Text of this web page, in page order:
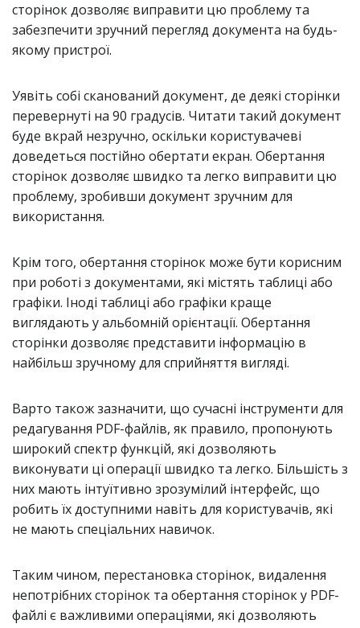
сторінок дозволяє виправити цю проблему та
забезпечити зручний перегляд документа на будь-
якому пристрої.
Уявіть собі сканований документ, де деякі сторінки
перевернуті на 90 градусів. Читати такий документ
буде вкрай незручно, оскільки користувачеві
доведеться постійно обертати екран. Обертання
сторінок дозволяє швидко та легко виправити цю
проблему, зробивши документ зручним для
використання.
Крім того, обертання сторінок може бути корисним
при роботі з документами, які містять таблиці або
графіки. Іноді таблиці або графіки краще
виглядають у альбомній орієнтації. Обертання
сторінки дозволяє представити інформацію в
найбільш зручному для сприйняття вигляді.
Варто також зазначити, що сучасні інструменти для
редагування PDF-файлів, як правило, пропонують
широкий спектр функцій, які дозволяють
виконувати ці операції швидко та легко. Більшість з
них мають інтуїтивно зрозумілий інтерфейс, що
робить їх доступними навіть для користувачів, які
не мають спеціальних навичок.
Таким чином, перестановка сторінок, видалення
непотрібних сторінок та обертання сторінок у PDF-
файлі є важливими операціями, які дозволяють